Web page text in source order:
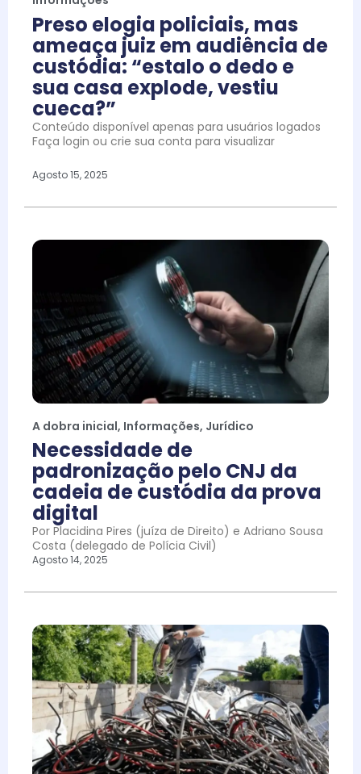
Preso elogia policiais, mas
ameaça juiz em audiência de
custódia: “estalo o dedo e
sua casa explode, vestiu
cueca?”
Conteúdo disponível apenas para usuários logados
Faça login ou crie sua conta para visualizar
Agosto 15, 2025
A dobra inicial, Informações, Jurídico
Necessidade de
padronização pelo CNJ da
cadeia de custódia da prova
digital
Por Placidina Pires (juíza de Direito) e Adriano Sousa
Costa (delegado de Polícia Civil)
Agosto 14, 2025